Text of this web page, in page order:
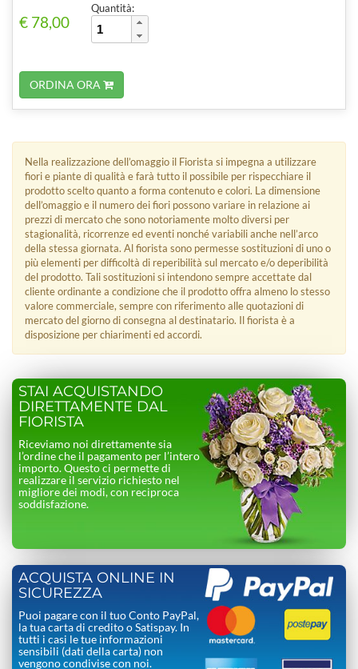
€ 78,00
Quantità:
ORDINA ORA
Nella realizzazione dell’omaggio il Fiorista si impegna a utilizzare
fiori e piante di qualità e farà tutto il possibile per rispecchiare il
prodotto scelto quanto a forma contenuto e colori. La dimensione
dell’omaggio e il numero dei fiori possono variare in relazione ai
prezzi di mercato che sono notoriamente molto diversi per
stagionalità, ricorrenze ed eventi nonché variabili anche nell’arco
della stessa giornata. Al fiorista sono permesse sostituzioni di uno o
più elementi per difficoltà di reperibilità sul mercato e/o deperibilità
del prodotto. Tali sostituzioni si intendono sempre accettate dal
cliente ordinante a condizione che il prodotto offra almeno lo stesso
valore commerciale, sempre con riferimento alle quotazioni di
mercato del giorno di consegna al destinatario. Il fiorista è a
disposizione per chiarimenti ed accordi.
STAI ACQUISTANDO
DIRETTAMENTE DAL
FIORISTA
Riceviamo noi direttamente sia
l’ordine che il pagamento per l’intero
importo. Questo ci permette di
realizzare il servizio richiesto nel
migliore dei modi, con reciproca
soddisfazione.
ACQUISTA ONLINE IN
SICUREZZA
Puoi pagare con il tuo Conto PayPal,
la tua carta di credito o Satispay. In
tutti i casi le tue informazioni
sensibili (dati della carta) non
vengono condivise con noi.